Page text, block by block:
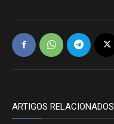
ARTIGOS RELACIONADOS